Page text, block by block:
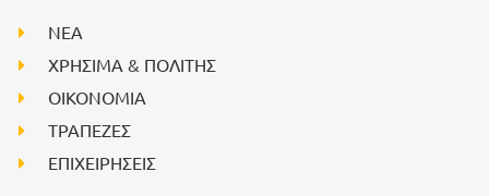
NEA
ΧΡΗΣΙΜΑ & ΠΟΛΙΤΗΣ
ΟΙΚΟΝΟΜΙΑ
ΤΡΑΠΕΖΕΣ
ΕΠΙΧΕΙΡΗΣΕΙΣ